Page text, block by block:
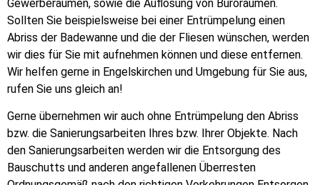
Gewerberäumen, sowie die Auflösung von Büroräumen.
Sollten Sie beispielsweise bei einer Entrümpelung einen
Abriss der Badewanne und die der Fliesen wünschen, werden
wir dies für Sie mit aufnehmen können und diese entfernen.
Wir helfen gerne in Engelskirchen und Umgebung für Sie aus,
rufen Sie uns gleich an!
Gerne übernehmen wir auch ohne Entrümpelung den Abriss
bzw. die Sanierungsarbeiten Ihres bzw. Ihrer Objekte. Nach
den Sanierungsarbeiten werden wir die Entsorgung des
Bauschutts und anderen angefallenen Überresten